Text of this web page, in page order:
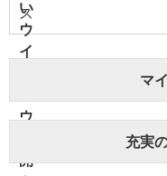
ス
マ
充実